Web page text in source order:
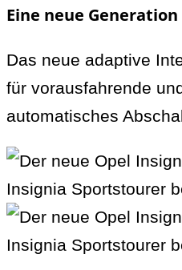
Eine neue Generation
Das neue adaptive
für vorausfahrende
automatisches